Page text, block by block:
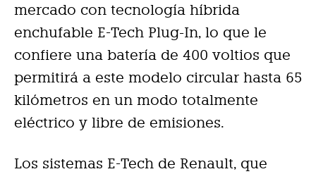
mercado con tecnología híbrida
enchufable E-Tech Plug-In, lo que le
confiere una batería de 400 voltios que
permitirá a este modelo circular hasta 65
kilómetros en un modo totalmente
eléctrico y libre de emisiones.
Los sistemas E-Tech de Renault, que